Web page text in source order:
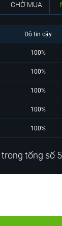
CHỜ MUA
Độ tin cậy
100%
100%
100%
100%
100%
tổng số